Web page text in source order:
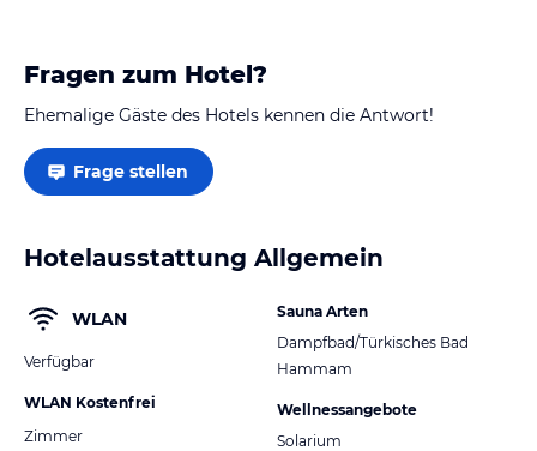
Fragen zum Hotel?
Ehemalige Gäste des Hotels kennen die Antwort!
Frage stellen
Hotelausstattung Allgemein
WLAN
Verfügbar
WLAN Kostenfrei
Zimmer
Sauna Arten
Dampfbad/Türkisches Bad
Hammam
Wellnessangebote
Solarium